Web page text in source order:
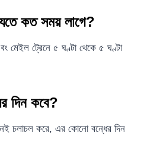
কত সময় লাগে?
মেইল ট্রেনে ৫ ঘণ্টা থেকে ৫ ঘণ্টা
দিন কবে?
চলাচল করে, এর কোনো বন্ধের দিন